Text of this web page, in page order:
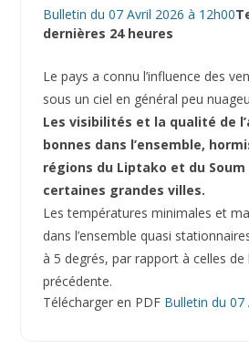
Bulletin du 07 Avril 2026 à 12h00
dernières 24 heures
Le pays a connu l’influence des
sous un ciel en général peu
Les visibilités et la qualité de
bonnes dans l’ensemble,
régions du Liptako et du Soum
certaines grandes villes.
Les températures minimales et
dans l’ensemble quasi
à 5 degrés, par rapport à celles de
précédente.
Télécharger en PDF Bulletin du 07